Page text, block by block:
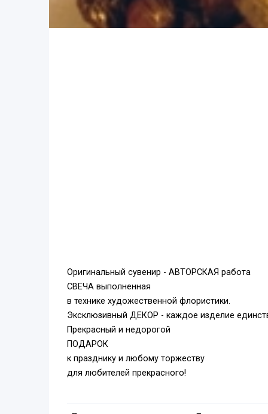
Оригинальный сувенир - АВТОРСКАЯ работа
СВЕЧА выполненная
в технике художественной флористики.
Эксклюзивный ДЕКОР - каждое изделие
Прекрасный и недорогой
ПОДАРОК
к празднику и любому торжеству
для любителей прекрасного!